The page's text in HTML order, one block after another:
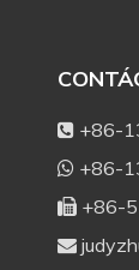
 +86-
 +86-
 +86-
